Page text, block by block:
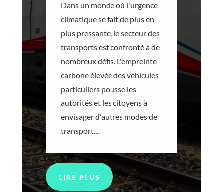
Dans un monde où l'urgence
climatique se fait de plus en
plus pressante, le secteur des
transports est confronté à de
nombreux défis. L'empreinte
carbone élevée des véhicules
particuliers pousse les
autorités et les citoyens à
envisager d'autres modes de
transport....
LIRE PLUS